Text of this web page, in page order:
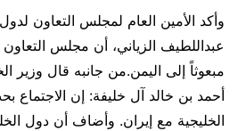
وأكد الأمين العام لمجلس التعاون لدول
عبداللطيف الزياني، أن مجلس
مبعوثاً إلى اليمن.من جانبه قال وزير
أحمد بن خالد آل خليفة: إن الاجتماع
الخليجية مع إيران. وأضاف أن دول